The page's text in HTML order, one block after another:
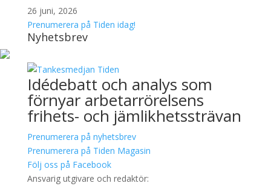
26 juni, 2026
Prenumerera på Tiden idag!
Nyhetsbrev
Idédebatt och analys som
förnyar arbetarrörelsens
frihets- och jämlikhetssträvan
Prenumerera på nyhetsbrev
Prenumerera på Tiden Magasin
Följ oss på Facebook
Ansvarig utgivare och redaktör: